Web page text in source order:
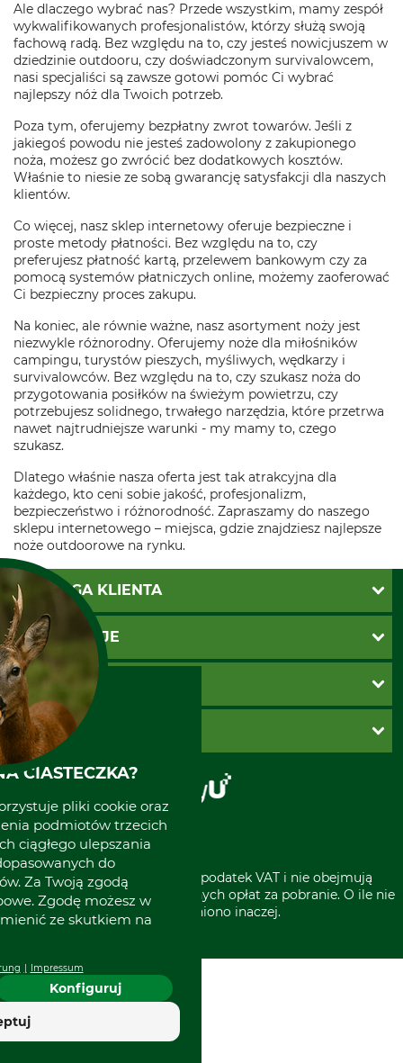
Ale dlaczego wybrać nas? Przede wszystkim, mamy zespół
wykwalifikowanych profesjonalistów, którzy służą swoją
fachową radą. Bez względu na to, czy jesteś nowicjuszem w
dziedzinie outdooru, czy doświadczonym survivalowcem,
nasi specjaliści są zawsze gotowi pomóc Ci wybrać
najlepszy nóż dla Twoich potrzeb.
Poza tym, oferujemy bezpłatny zwrot towarów. Jeśli z
jakiegoś powodu nie jesteś zadowolony z zakupionego
noża, możesz go zwrócić bez dodatkowych kosztów.
Właśnie to niesie ze sobą gwarancję satysfakcji dla naszych
klientów.
Co więcej, nasz sklep internetowy oferuje bezpieczne i
proste metody płatności. Bez względu na to, czy
preferujesz płatność kartą, przelewem bankowym czy za
pomocą systemów płatniczych online, możemy zaoferować
Ci bezpieczny proces zakupu.
Na koniec, ale równie ważne, nasz asortyment noży jest
niezwykle różnorodny. Oferujemy noże dla miłośników
campingu, turystów pieszych, myśliwych, wędkarzy i
survivalowców. Bez względu na to, czy szukasz noża do
przygotowania posiłków na świeżym powietrzu, czy
potrzebujesz solidnego, trwałego narzędzia, które przetrwa
nawet najtrudniejsze warunki - my mamy to, czego
szukasz.
Dlatego właśnie nasza oferta jest tak atrakcyjna dla
każdego, kto ceni sobie jakość, profesjonalizm,
bezpieczeństwo i różnorodność. Zapraszamy do naszego
sklepu internetowego – miejsca, gdzie znajdziesz najlepsze
noże outdoorowe na rynku.
OBSŁUGA KLIENTA
Katalogi Grube
Twoje konto
Ustawienia plików cookie
INFORMACJE
Koszty dostawy
Zwroty
Reklamacje
Regulamin sklepu
Klauzula RODO
METODY PŁATNOŚCI
PayU
Za pobraniem (z dopłatą)
Polecenie zapłaty SEPA
O GRUBE
Sklep stacjonarny
Grube w Europie
* Wszystkie ceny zawierają podatek VAT i nie obejmują
kosztów wysyłki lub ewentualnych opłat za pobranie. O ile nie
wyszczególniono inaczej.
CIASTECZKA?
pliki cookie oraz
podmiotów trzecich
ciągłego ulepszania
do
Za Twoją zgodą
Zgodę możesz w
ze skutkiem na
Impressum
Konfiguruj